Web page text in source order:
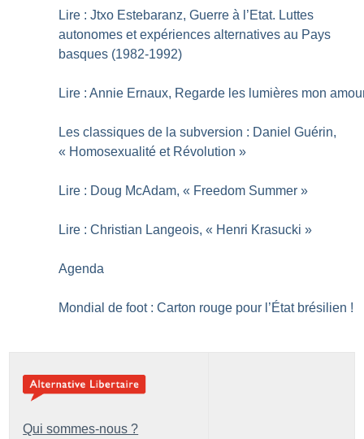
Lire : Jtxo Estebaranz, Guerre à l’Etat. Luttes
autonomes et expériences alternatives au Pays
basques (1982-1992)
Lire : Annie Ernaux, Regarde les lumières mon
Les classiques de la subversion : Daniel Guérin,
« Homosexualité et Révolution »
Lire : Doug McAdam, « Freedom Summer »
Lire : Christian Langeois, « Henri Krasucki »
Agenda
Mondial de foot : Carton rouge pour l’État brésilien !
Qui sommes-nous ?